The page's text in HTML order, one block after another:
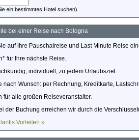
ein bestimmtes Hotel suchen)
bei einer Reise nach Bologna
auf Ihre Pauschalreise und Last Minute Reise
für Ihre nächste Reise.
individuell, zu jedem Urlaubsziel.
nach Wunsch: per Rechnung, Kreditkarte,
für alle großen Reiseveranstalter.
der Buchung erreichen wir durch die
Vorteilen »